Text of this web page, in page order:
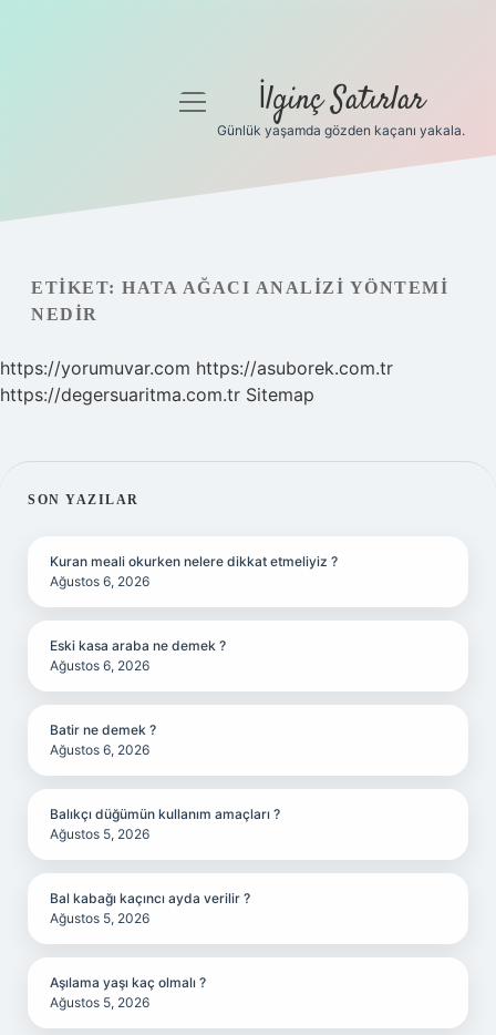
Gizlilik Politikası
Hakkımızda
menüyü
İlginç Satırlar
Günlük yaşamda gözden kaçanı yakala.
ETIKET: HATA AĞACI ANALIZI YÖNTEMI
NEDIR
https://yorumuvar.com https://asuborek.com.tr
https://degersuaritma.com.tr Sitemap
SIDEBAR
SON YAZILAR
Kuran meali okurken nelere dikkat etmeliyiz ?
Ağustos 6, 2026
Eski kasa araba ne demek ?
Ağustos 6, 2026
Batir ne demek ?
Ağustos 6, 2026
Balıkçı düğümün kullanım amaçları ?
Ağustos 5, 2026
Bal kabağı kaçıncı ayda verilir ?
Ağustos 5, 2026
Aşılama yaşı kaç olmalı ?
Ağustos 5, 2026